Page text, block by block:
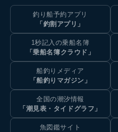
釣り船予約アプリ
「釣割アプリ」
1秒記入の乗船名簿
「乗船名簿クラウド」
船釣りメディア
「船釣りマガジン」
全国の潮汐情報
「潮見表・タイドグラフ」
魚図鑑サイト